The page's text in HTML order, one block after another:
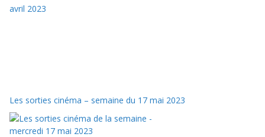
Les sorties cinéma – semaine du 17 mai 2023